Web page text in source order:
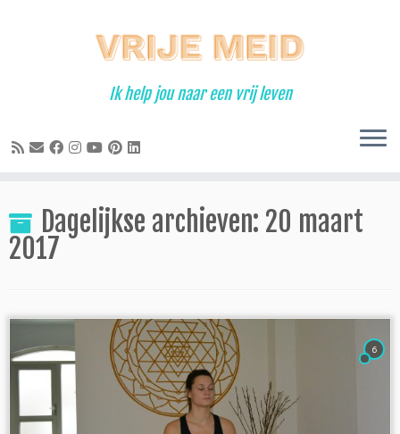
Ik help jou naar een vrij leven
Dagelijkse archieven: 20 maart
2017
6